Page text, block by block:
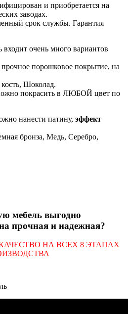
и приобретается на
заводах.
срок службы. Гарантия
входит очень много вариантов
прочное порошковое покрытие, на
Шоколад.
покрасить в ЛЮБОЙ цвет по
нанести патину, эффект
бронза, Медь, Серебро,
мебель выгодно
прочная и надежная?
НА ВСЕХ 8 ЭТАПАХ